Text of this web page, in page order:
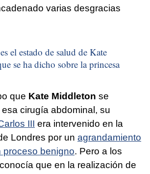
varias desgracias
el estado de salud de Kate
se ha dicho sobre la princesa
que Kate Middleton se
cirugía abdominal, su
III era intervenido en la
Londres por un agrandamiento
proceso benigno. Pero a los
que en la realización de